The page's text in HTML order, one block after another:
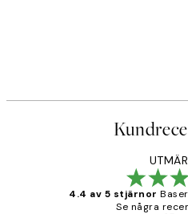
4.4 av 5 stjärnor
Se några